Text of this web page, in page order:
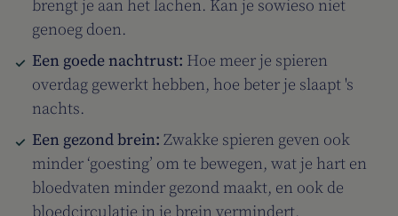
brengt je aan het lachen. Kan je sowieso niet
genoeg doen.
Een goede nachtrust: Hoe meer je spieren
overdag gewerkt hebben, hoe beter je slaapt 's
nachts.
Een gezond brein: Zwakke spieren geven ook
minder ‘goesting’ om te bewegen, wat je hart en
bloedvaten minder gezond maakt, en ook de